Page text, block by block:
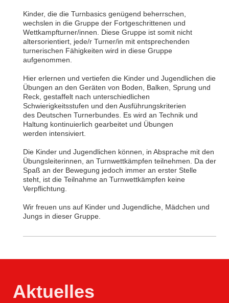
Kinder, die die Turnbasics genügend beherrschen,
wechslen in die Gruppe der Fortgeschrittenen und
Wettkampfturner/innen. Diese Gruppe ist somit nicht
altersorientiert, jede/r Turner/in mit entsprechenden
turnerischen Fähigkeiten wird in diese Gruppe
aufgenommen.
Hier erlernen und vertiefen die Kinder und Jugendlichen die
Übungen an den Geräten von Boden, Balken, Sprung und
Reck, gestaffelt nach unterschiedlichen
Schwierigkeitsstufen und den Ausführungskriterien
des Deutschen Turnerbundes. Es wird an Technik und
Haltung kontinuierlich gearbeitet und Übungen
werden intensiviert.
Die Kinder und Jugendlichen können, in Absprache mit den
Übungsleiterinnen, an Turnwettkämpfen teilnehmen. Da der
Spaß an der Bewegung jedoch immer an erster Stelle
steht, ist die Teilnahme an Turnwettkämpfen keine
Verpflichtung.
Wir freuen uns auf Kinder und Jugendliche, Mädchen und
Jungs in dieser Gruppe.
Aktuelles